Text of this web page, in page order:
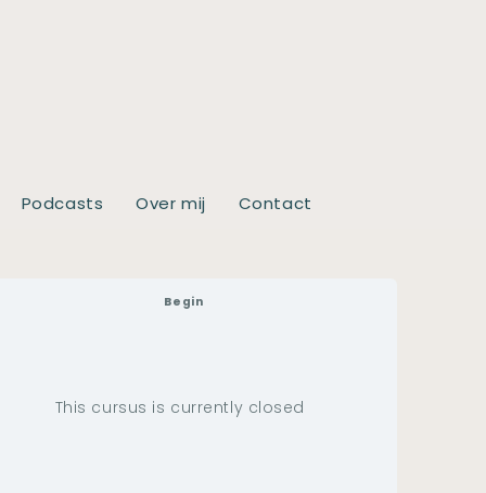
Podcasts Over mij Contact
Begin
This cursus is currently closed